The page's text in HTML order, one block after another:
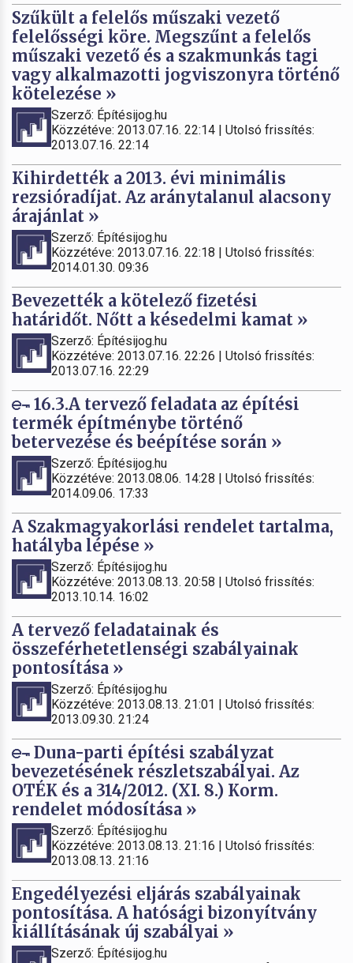
Szűkült a felelős műszaki vezető
felelősségi köre. Megszűnt a felelős
műszaki vezető és a szakmunkás tagi
vagy alkalmazotti jogviszonyra történő
kötelezése »
Szerző: Építésijog.hu
Közzétéve: 2013.07.16. 22:14 | Utolsó frissítés:
2013.07.16. 22:14
Kihirdették a 2013. évi minimális
rezsióradíjat. Az aránytalanul alacsony
árajánlat »
Szerző: Építésijog.hu
Közzétéve: 2013.07.16. 22:18 | Utolsó frissítés:
2014.01.30. 09:36
Bevezették a kötelező fizetési
határidőt. Nőtt a késedelmi kamat »
Szerző: Építésijog.hu
Közzétéve: 2013.07.16. 22:26 | Utolsó frissítés:
2013.07.16. 22:29
16.3.A tervező feladata az építési
termék építménybe történő
betervezése és beépítése során »
Szerző: Építésijog.hu
Közzétéve: 2013.08.06. 14:28 | Utolsó frissítés:
2014.09.06. 17:33
A Szakmagyakorlási rendelet tartalma,
hatályba lépése »
Szerző: Építésijog.hu
Közzétéve: 2013.08.13. 20:58 | Utolsó frissítés:
2013.10.14. 16:02
A tervező feladatainak és
összeférhetetlenségi szabályainak
pontosítása »
Szerző: Építésijog.hu
Közzétéve: 2013.08.13. 21:01 | Utolsó frissítés:
2013.09.30. 21:24
Duna-parti építési szabályzat
bevezetésének részletszabályai. Az
OTÉK és a 314/2012. (XI. 8.) Korm.
rendelet módosítása »
Szerző: Építésijog.hu
Közzétéve: 2013.08.13. 21:16 | Utolsó frissítés:
2013.08.13. 21:16
Engedélyezési eljárás szabályainak
pontosítása. A hatósági bizonyítvány
kiállításának új szabályai »
Szerző: Építésijog.hu